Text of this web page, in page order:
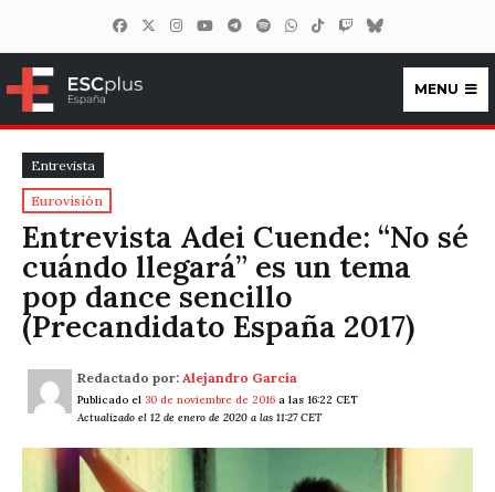
ESCplus España
MENU
Entrevista
Eurovisión
Entrevista Adei Cuende: “No sé
cuándo llegará” es un tema
pop dance sencillo
(Precandidato España 2017)
Redactado por: Alejandro García
Publicado el 30 de noviembre de 2016 a las 16:22 CET
Actualizado el 12 de enero de 2020 a las 11:27 CET